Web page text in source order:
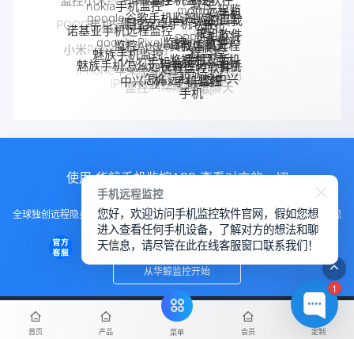
Android手机
定位追踪
华为手机定位
追踪
安卓手机定位
iphone手机定位
iphone定位追踪
查看别人微信相册照片视频
手机被别人
监控了怎么
解除
如何解除
手机被监
控
手机反
监控
苹果手机怎么监控另
一台手机
监控iPhone微信聊天
iPhone监控软件
iPhone苹果手机监控
小米POCO远程控制
POCO手机远程监控
控
手机软件
真我手机远程
监控别人手机
realme手机
监控
怎么远程监控中兴
手机
中兴myos手机监控
魅族手机怎么远程监控另一台手
机
魅族手机监控
OPPO手机远
程监控
手机窃听
VIVO远程监控软件
VIVO手机监控
google Pixel监控
使用 华鲸手机监控APP 查看对方的一切
全球独创远程隐身运行监控手机，不用经过对方同意安装，100%不让对方发现
知道
从华鲸监控开始
首页 产品 菜单 会员 定制
1
手机远程监控
您好，欢迎访问手机监控软件官网，假如您想
进入查看任何手机设备，了解对方的想法和聊
天信息，请尽管在此在线客服窗口联系我们！